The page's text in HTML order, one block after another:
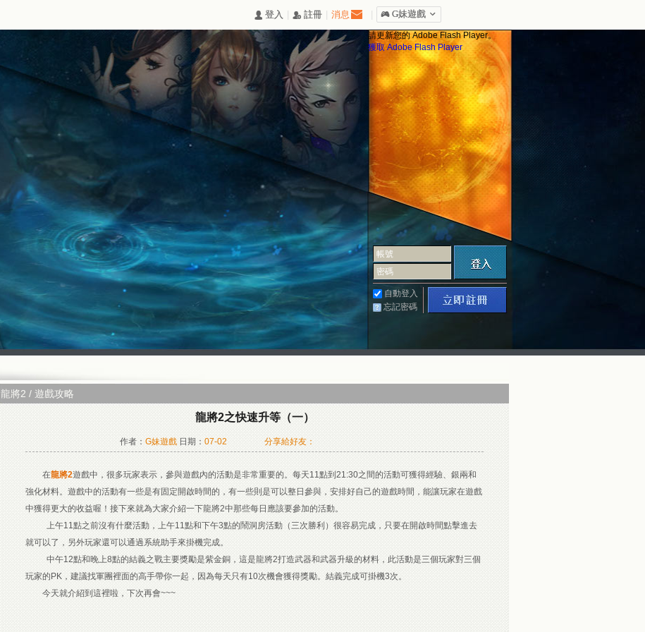
󰄭 登入 󰅍 註冊 消息 󰀷 G妹遊戲 
請更新您的 Adobe Flash Player。
獲取 Adobe Flash Player
帳號
密碼
自動登入
忘記密碼
Facebook快速登入
Google快速登入
巴哈快速登入基地直接玩遊戲
台灣奇摩帳號快速登入
龍將2 / 遊戲攻略
龍將2之快速升等（一）
作者：G妹遊戲 日期：07-02 分享給好友：
在龍將2遊戲中，很多玩家表示，參與遊戲內的活動是非常重要的。每天11點到21:30之間的活動可獲得經驗、銀兩和
強化材料。遊戲中的活動有一些是有固定開啟時間的，有一些則是可以整日參與，安排好自己的遊戲時間，能讓玩家在遊戲
中獲得更大的收益喔！接下來就為大家介紹一下龍將2中那些每日應該要參加的活動。
上午11點之前沒有什麼活動，上午11點和下午3點的鬧洞房活動（三次勝利）很容易完成，只要在開啟時間點擊進去
就可以了，另外玩家還可以通過系統助手來掛機完成。
中午12點和晚上8點的結義之戰主要獎勵是紫金銅，這是龍將2打造武器和武器升級的材料，此活動是三個玩家對三個
玩家的PK，建議找軍團裡面的高手帶你一起，因為每天只有10次機會獲得獎勵。結義完成可掛機3次。
今天就介紹到這裡啦，下次再會~~~